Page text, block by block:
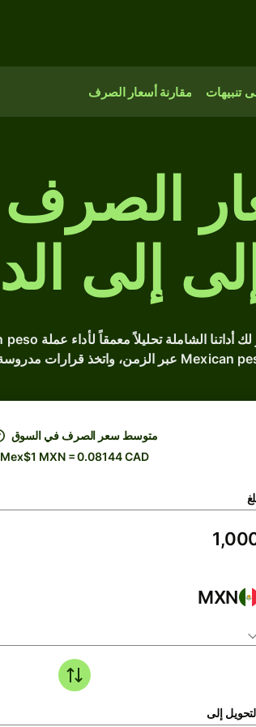
تنبيهات مقارنة أسعار الصرف
متوسط ​​سعر الصرف في السوق
Mex$1 MXN = 0.08144 CAD
MXN
إلى